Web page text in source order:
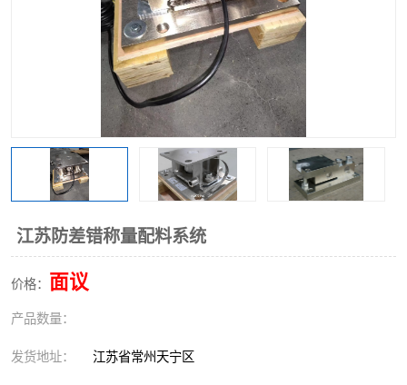
江苏防差错称量配料系统
价格： 面议
产品数量：
发货地址： 江苏省常州天宁区